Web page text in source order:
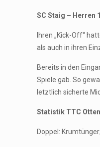
SC Staig – Herren
Ihren „Kick-Off“
als auch in ihren
Bereits in den
Spiele gab. So
letztlich sicherte
Statistik TTC
Doppel: